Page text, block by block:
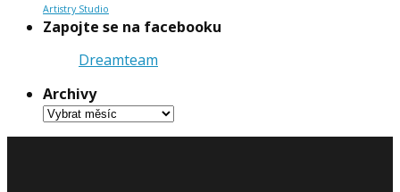
Artistry Studio
Zapojte se na facebooku
Dreamteam
Archivy
Archivy